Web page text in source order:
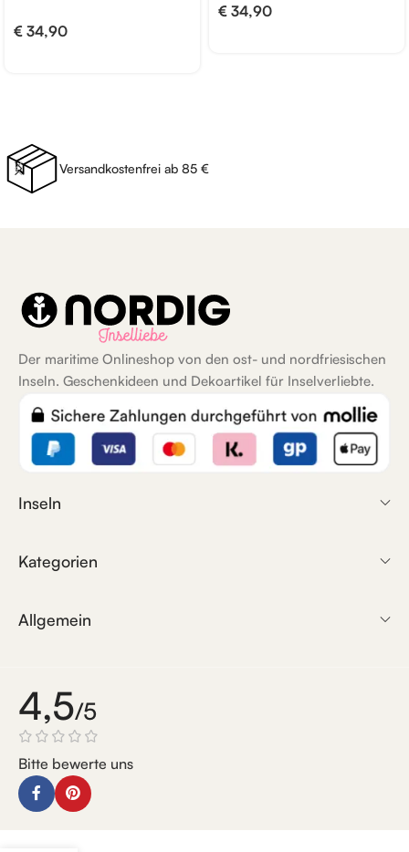
€ 34,90
€ 34,90
Versandkostenfrei ab 85 €
Der maritime Onlineshop von den ost- und nordfriesischen
Inseln. Geschenkideen und Dekoartikel für Inselverliebte.
Inseln
Kategorien
Allgemein
4,5/5
Bitte bewerte uns